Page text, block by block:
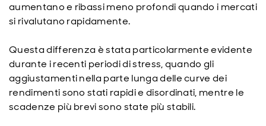
aumentano e ribassi meno profondi quando i mercati
si rivalutano rapidamente.
Questa differenza è stata particolarmente evidente
durante i recenti periodi di stress, quando gli
aggiustamenti nella parte lunga delle curve dei
rendimenti sono stati rapidi e disordinati, mentre le
scadenze più brevi sono state più stabili.